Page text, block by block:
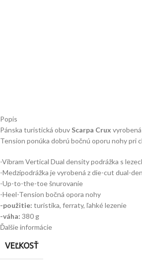
Popis
Pánska turistická obuv Scarpa Crux
Tension ponúka dobrú bočnú oporu nohy pri
-Vibram Vertical Dual density podrážka s
-Medzipodrážka je vyrobená z die-cut dual-
-Up-to-the-toe šnurovanie
-Heel-Tension bočná opora nohy
-použitie: turistika, ferraty, ľahké lezenie
-váha: 380 g
Ďalšie informácie
VEĽKOSŤ